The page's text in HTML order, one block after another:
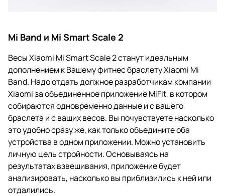
Mi Band и Mi Smart Scale 2
Весы Xiaomi Mi Smart Scale 2 станут идеальным
дополнением к Вашему фитнес браслету Xiaomi Mi
Band. Надо отдать должное разработчикам компании
Xiaomi за объединенное приложение MiFit, в котором
собираются одновременно данные и с вашего
браслета и с ваших весов. Вы почувствуете насколько
это удобно сразу же, как только объедините оба
устройства в одном приложении. Можно установить
личную цель стройности. Основываясь на
результатах взвешивания, приложение будет
анализировать, насколько вы приблизились к ней или
отдалились.